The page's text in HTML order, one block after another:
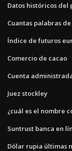
Datos históricos del
Cuantas palabras
Índice de futuros
Comercio de cacao
Cuenta
Juez stockley
¿cuál es el nombre
Suntrust banca en
Dólar rupia últimas